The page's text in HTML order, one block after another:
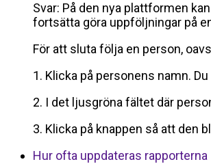
Svar: På den nya plattformen
fortsätta göra uppföljningar på
För att sluta följa en person,
1. Klicka på personens namn.
2. I det ljusgröna fältet där
3. Klicka på knappen så att den
Hur ofta uppdateras rapporterna